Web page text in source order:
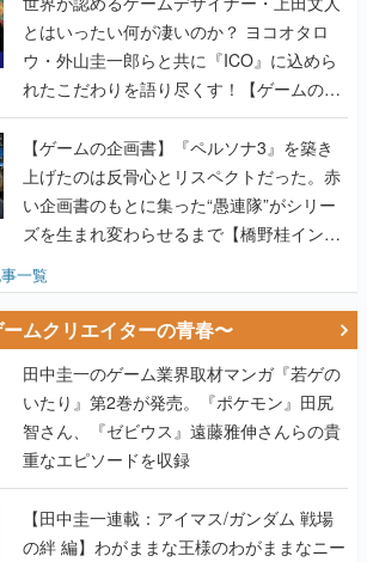
とはいったい何が凄いのか？ ヨコオタロ
ウ・外山圭一郎らと共に『ICO』に込めら
れたこだわりを語り尽くす！【ゲームの企
画書】
【ゲームの企画書】『ペルソナ3』を築き
上げたのは反骨心とリスペクトだった。赤
い企画書のもとに集った“愚連隊”がシリー
ズを生まれ変わらせるまで【橋野桂インタ
ビュー】
一覧
ムクリエイターの青春〜
田中圭一のゲーム業界取材マンガ『若ゲの
いたり』第2巻が発売。『ポケモン』田尻
智さん、『ゼビウス』遠藤雅伸さんらの貴
重なエピソードを収録
【田中圭一連載：アイマス/ガンダム 戦場
の絆 編】わがままな王様のわがままなニー